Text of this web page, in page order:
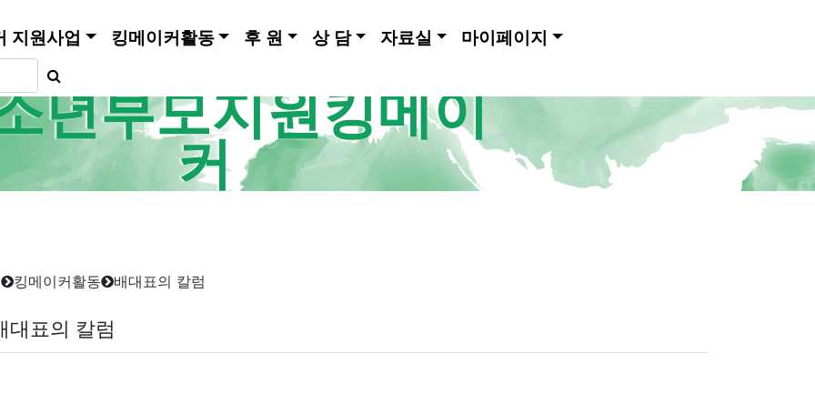
지원사업 킹메이커활동 후 원 상 담 자료실 마이페이지
년부모지원킹메이
커
킹메이커활동 배대표의 칼럼
대표의 칼럼